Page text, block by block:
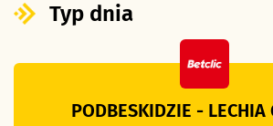
Typ dnia
PODBESKIDZIE - LECHIA